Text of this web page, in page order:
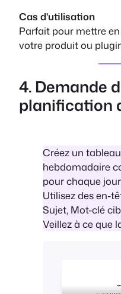
Cas d'utilisation
Parfait pour mettre
votre produit ou
4. Demande
planification
Créez un
hebdomadaire
pour chaque
Utilisez des en-
Sujet, Mot-clé
Veillez à ce que